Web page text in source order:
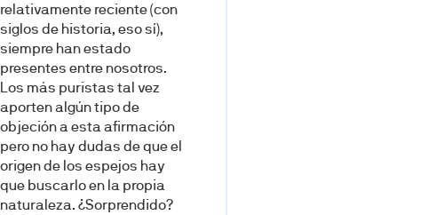
relativamente reciente (con
siglos de historia, eso sí),
siempre han estado
presentes entre nosotros.
Los más puristas tal vez
aporten algún tipo de
objeción a esta afirmación
pero no hay dudas de que el
origen de los espejos hay
que buscarlo en la propia
naturaleza. ¿Sorprendido?